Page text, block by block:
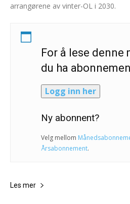
arrangørene av vinter-OL i 2030.
For å lese denne
du ha
Logg inn her
Ny abonnent?
Velg mellom
Årsabonnement.
Les mer